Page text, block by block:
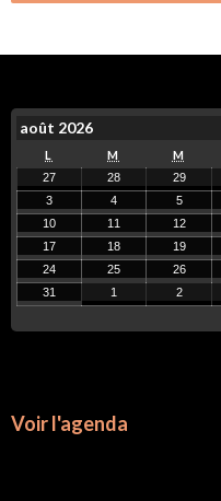
août 2026
L M M
27 28 29
3
4 5
10
11 12
17
18 19
24
25 26
31
1 2
Voir l'agenda